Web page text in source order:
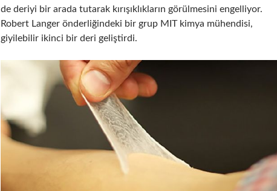
de deriyi bir arada tutarak kırışıklıkların görülmesini engelliyor.
Robert Langer önderliğindeki bir grup MIT kimya mühendisi,
giyilebilir ikinci bir deri geliştirdi.